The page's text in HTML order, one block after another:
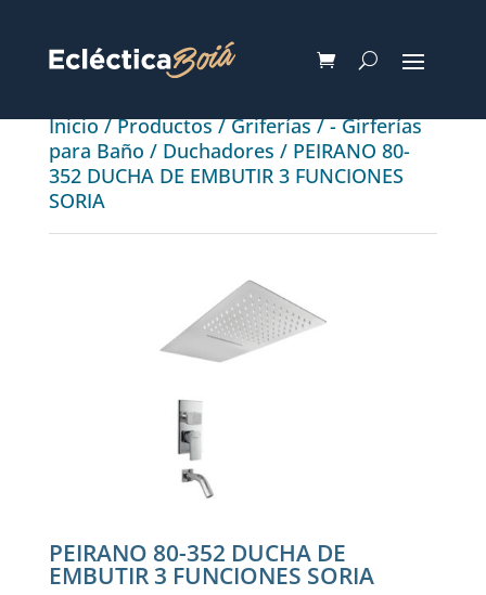
Inicio/Productos/Griferías/- Girferías
para Baño / Duchadores / PEIRANO 80-
352 DUCHA DE EMBUTIR 3 FUNCIONES
SORIA
PEIRANO 80-352 DUCHA DE
EMBUTIR 3 FUNCIONES SORIA